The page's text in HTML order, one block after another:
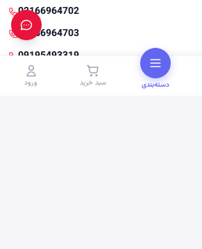
02166964702
02166964703
09195493319
pasargadtech1@gmail.com
دسته‌بندی سبد خرید ورود